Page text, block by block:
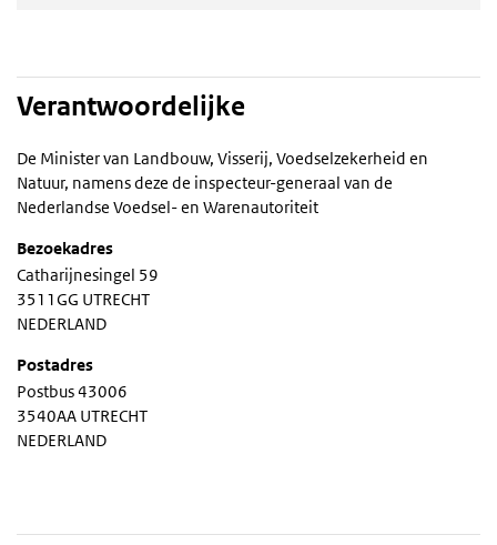
Verantwoordelijke
De Minister van Landbouw, Visserij, Voedselzekerheid en
Natuur, namens deze de inspecteur-generaal van de
Nederlandse Voedsel- en Warenautoriteit
Bezoekadres
Catharijnesingel 59
3511GG UTRECHT
NEDERLAND
Postadres
Postbus 43006
3540AA UTRECHT
NEDERLAND